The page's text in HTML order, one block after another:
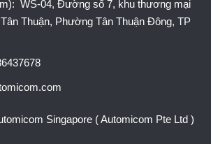
WS-04, Đường số 7, khu thương mại
Thuận, Phường Tân Thuận Đông, TP
Singapore ( Automicom Pte Ltd )